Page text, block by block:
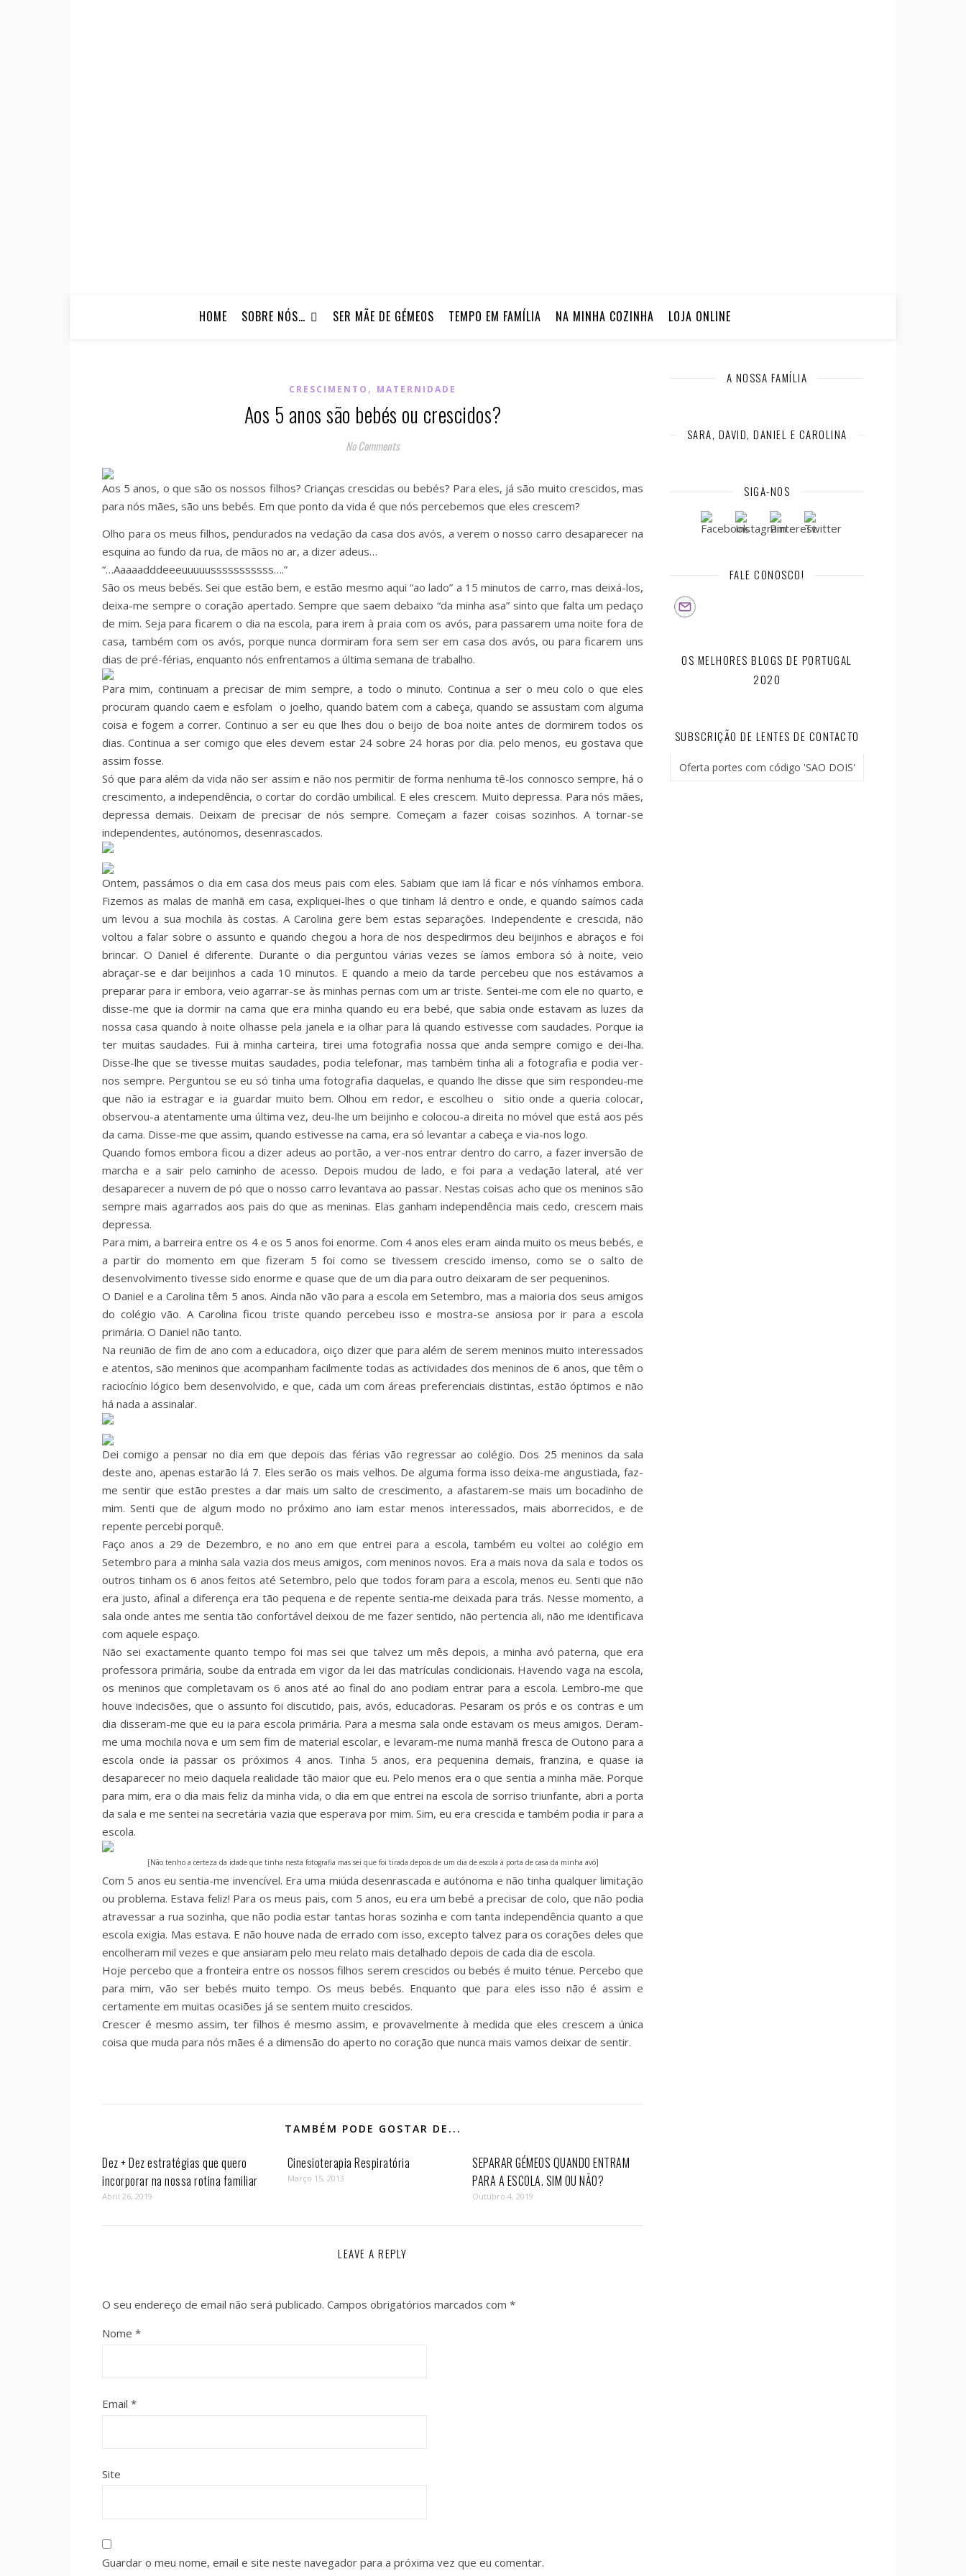
HOME SOBRE NÓS… SER MÃE DE GÉMEOS TEMPO EM FAMÍLIA NA MINHA COZINHA LOJA ONLINE
CRESCIMENTO , MATERNIDADE
Aos 5 anos são bebés ou crescidos?
No Comments
Aos 5 anos, o que são os nossos filhos? Crianças crescidas ou bebés? Para eles, já são muito crescidos, mas
para nós mães, são uns bebés. Em que ponto da vida é que nós percebemos que eles crescem?
Olho para os meus filhos, pendurados na vedação da casa dos avós, a verem o nosso carro desaparecer na
esquina ao fundo da rua, de mãos no ar, a dizer adeus…
“…Aaaaadddeeeuuuuusssssssssss….”
São os meus bebés. Sei que estão bem, e estão mesmo aqui “ao lado” a 15 minutos de carro, mas deixá-los,
deixa-me sempre o coração apertado. Sempre que saem debaixo “da minha asa” sinto que falta um pedaço
de mim. Seja para ficarem o dia na escola, para irem à praia com os avós, para passarem uma noite fora de
casa, também com os avós, porque nunca dormiram fora sem ser em casa dos avós, ou para ficarem uns
dias de pré-férias, enquanto nós enfrentamos a última semana de trabalho.
Para mim, continuam a precisar de mim sempre, a todo o minuto. Continua a ser o meu colo o que eles
procuram quando caem e esfolam o joelho, quando batem com a cabeça, quando se assustam com alguma
coisa e fogem a correr. Continuo a ser eu que lhes dou o beijo de boa noite antes de dormirem todos os
dias. Continua a ser comigo que eles devem estar 24 sobre 24 horas por dia. pelo menos, eu gostava que
assim fosse.
Só que para além da vida não ser assim e não nos permitir de forma nenhuma tê-los connosco sempre, há o
crescimento, a independência, o cortar do cordão umbilical. E eles crescem. Muito depressa. Para nós mães,
depressa demais. Deixam de precisar de nós sempre. Começam a fazer coisas sozinhos. A tornar-se
independentes, autónomos, desenrascados.
Ontem, passámos o dia em casa dos meus pais com eles. Sabiam que iam lá ficar e nós vínhamos embora.
Fizemos as malas de manhã em casa, expliquei-lhes o que tinham lá dentro e onde, e quando saímos cada
um levou a sua mochila às costas. A Carolina gere bem estas separações. Independente e crescida, não
voltou a falar sobre o assunto e quando chegou a hora de nos despedirmos deu beijinhos e abraços e foi
brincar. O Daniel é diferente. Durante o dia perguntou várias vezes se íamos embora só à noite, veio
abraçar-se e dar beijinhos a cada 10 minutos. E quando a meio da tarde percebeu que nos estávamos a
preparar para ir embora, veio agarrar-se às minhas pernas com um ar triste. Sentei-me com ele no quarto, e
disse-me que ia dormir na cama que era minha quando eu era bebé, que sabia onde estavam as luzes da
nossa casa quando à noite olhasse pela janela e ia olhar para lá quando estivesse com saudades. Porque ia
ter muitas saudades. Fui à minha carteira, tirei uma fotografia nossa que anda sempre comigo e dei-lha.
Disse-lhe que se tivesse muitas saudades, podia telefonar, mas também tinha ali a fotografia e podia ver-
nos sempre. Perguntou se eu só tinha uma fotografia daquelas, e quando lhe disse que sim respondeu-me
que não ia estragar e ia guardar muito bem. Olhou em redor, e escolheu o sitio onde a queria colocar,
observou-a atentamente uma última vez, deu-lhe um beijinho e colocou-a direita no móvel que está aos pés
da cama. Disse-me que assim, quando estivesse na cama, era só levantar a cabeça e via-nos logo.
Quando fomos embora ficou a dizer adeus ao portão, a ver-nos entrar dentro do carro, a fazer inversão de
marcha e a sair pelo caminho de acesso. Depois mudou de lado, e foi para a vedação lateral, até ver
desaparecer a nuvem de pó que o nosso carro levantava ao passar. Nestas coisas acho que os meninos são
sempre mais agarrados aos pais do que as meninas. Elas ganham independência mais cedo, crescem mais
depressa.
Para mim, a barreira entre os 4 e os 5 anos foi enorme. Com 4 anos eles eram ainda muito os meus bebés, e
a partir do momento em que fizeram 5 foi como se tivessem crescido imenso, como se o salto de
desenvolvimento tivesse sido enorme e quase que de um dia para outro deixaram de ser pequeninos.
O Daniel e a Carolina têm 5 anos. Ainda não vão para a escola em Setembro, mas a maioria dos seus amigos
do colégio vão. A Carolina ficou triste quando percebeu isso e mostra-se ansiosa por ir para a escola
primária. O Daniel não tanto.
Na reunião de fim de ano com a educadora, oiço dizer que para além de serem meninos muito interessados
e atentos, são meninos que acompanham facilmente todas as actividades dos meninos de 6 anos, que têm o
raciocínio lógico bem desenvolvido, e que, cada um com áreas preferenciais distintas, estão óptimos e não
há nada a assinalar.
Dei comigo a pensar no dia em que depois das férias vão regressar ao colégio. Dos 25 meninos da sala
deste ano, apenas estarão lá 7. Eles serão os mais velhos. De alguma forma isso deixa-me angustiada, faz-
me sentir que estão prestes a dar mais um salto de crescimento, a afastarem-se mais um bocadinho de
mim. Senti que de algum modo no próximo ano iam estar menos interessados, mais aborrecidos, e de
repente percebi porquê.
Faço anos a 29 de Dezembro, e no ano em que entrei para a escola, também eu voltei ao colégio em
Setembro para a minha sala vazia dos meus amigos, com meninos novos. Era a mais nova da sala e todos os
outros tinham os 6 anos feitos até Setembro, pelo que todos foram para a escola, menos eu. Senti que não
era justo, afinal a diferença era tão pequena e de repente sentia-me deixada para trás. Nesse momento, a
sala onde antes me sentia tão confortável deixou de me fazer sentido, não pertencia ali, não me identificava
com aquele espaço.
Não sei exactamente quanto tempo foi mas sei que talvez um mês depois, a minha avó paterna, que era
professora primária, soube da entrada em vigor da lei das matrículas condicionais. Havendo vaga na escola,
os meninos que completavam os 6 anos até ao final do ano podiam entrar para a escola. Lembro-me que
houve indecisões, que o assunto foi discutido, pais, avós, educadoras. Pesaram os prós e os contras e um
dia disseram-me que eu ia para escola primária. Para a mesma sala onde estavam os meus amigos. Deram-
me uma mochila nova e um sem fim de material escolar, e levaram-me numa manhã fresca de Outono para a
escola onde ia passar os próximos 4 anos. Tinha 5 anos, era pequenina demais, franzina, e quase ia
desaparecer no meio daquela realidade tão maior que eu. Pelo menos era o que sentia a minha mãe. Porque
para mim, era o dia mais feliz da minha vida, o dia em que entrei na escola de sorriso triunfante, abri a porta
da sala e me sentei na secretária vazia que esperava por mim. Sim, eu era crescida e também podia ir para a
escola.
[Não tenho a certeza da idade que tinha nesta fotografia mas sei que foi tirada depois de um dia de escola à porta de casa da minha avó]
Com 5 anos eu sentia-me invencível. Era uma miúda desenrascada e autónoma e não tinha qualquer limitação
ou problema. Estava feliz! Para os meus pais, com 5 anos, eu era um bebé a precisar de colo, que não podia
atravessar a rua sozinha, que não podia estar tantas horas sozinha e com tanta independência quanto a que
escola exigia. Mas estava. E não houve nada de errado com isso, excepto talvez para os corações deles que
encolheram mil vezes e que ansiaram pelo meu relato mais detalhado depois de cada dia de escola.
Hoje percebo que a fronteira entre os nossos filhos serem crescidos ou bebés é muito ténue. Percebo que
para mim, vão ser bebés muito tempo. Os meus bebés. Enquanto que para eles isso não é assim e
certamente em muitas ocasiões já se sentem muito crescidos.
Crescer é mesmo assim, ter filhos é mesmo assim, e provavelmente à medida que eles crescem a única
coisa que muda para nós mães é a dimensão do aperto no coração que nunca mais vamos deixar de sentir.
TAMBÉM PODE GOSTAR DE...
Dez + Dez estratégias que quero
incorporar na nossa rotina familiar
Abril 26, 2019
Cinesioterapia Respiratória
Março 15, 2013
SEPARAR GÉMEOS QUANDO ENTRAM
PARA A ESCOLA. SIM OU NÃO?
Outubro 4, 2019
LEAVE A REPLY
O seu endereço de email não será publicado. Campos obrigatórios marcados com *
Nome *
Email *
Site
Guardar o meu nome, email e site neste navegador para a próxima vez que eu comentar.
A NOSSA FAMÍLIA
SARA, DAVID, DANIEL E CAROLINA
SIGA-NOS
FALE CONOSCO!
OS MELHORES BLOGS DE PORTUGAL
2020
SUBSCRIÇÃO DE LENTES DE CONTACTO
Oferta portes com código 'SAO DOIS'